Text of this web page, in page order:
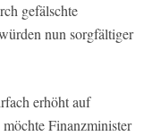
gefälschte
nun sorgfältiger
erhöht auf
Finanzminister